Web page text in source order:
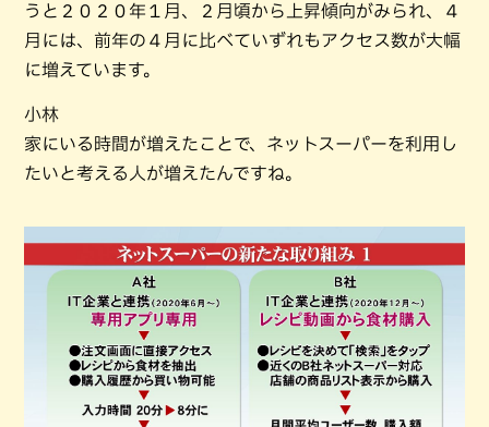
うと２０２０年１月、２月頃から上昇傾向がみられ、４
月には、前年の４月に比べていずれもアクセス数が大幅
に増えています。
小林
家にいる時間が増えたことで、ネットスーパーを利用し
たいと考える人が増えたんですね。